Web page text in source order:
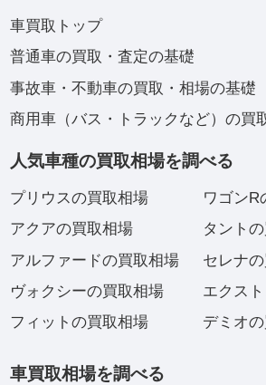
車買取トップ
普通車の買取・査定の基礎
事故車・不動車の買取・相場の基礎
商用車（バス・トラックなど）の買
人気車種の買取相場を調べる
プリウスの買取相場
アクアの買取相場
アルファードの買取相場
ヴォクシーの買取相場
フィットの買取相場
ワゴンR
タント
セレナ
エクス
デミオ
車買取相場を調べる